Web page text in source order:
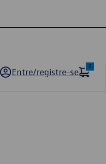
Entre/registre-se
0